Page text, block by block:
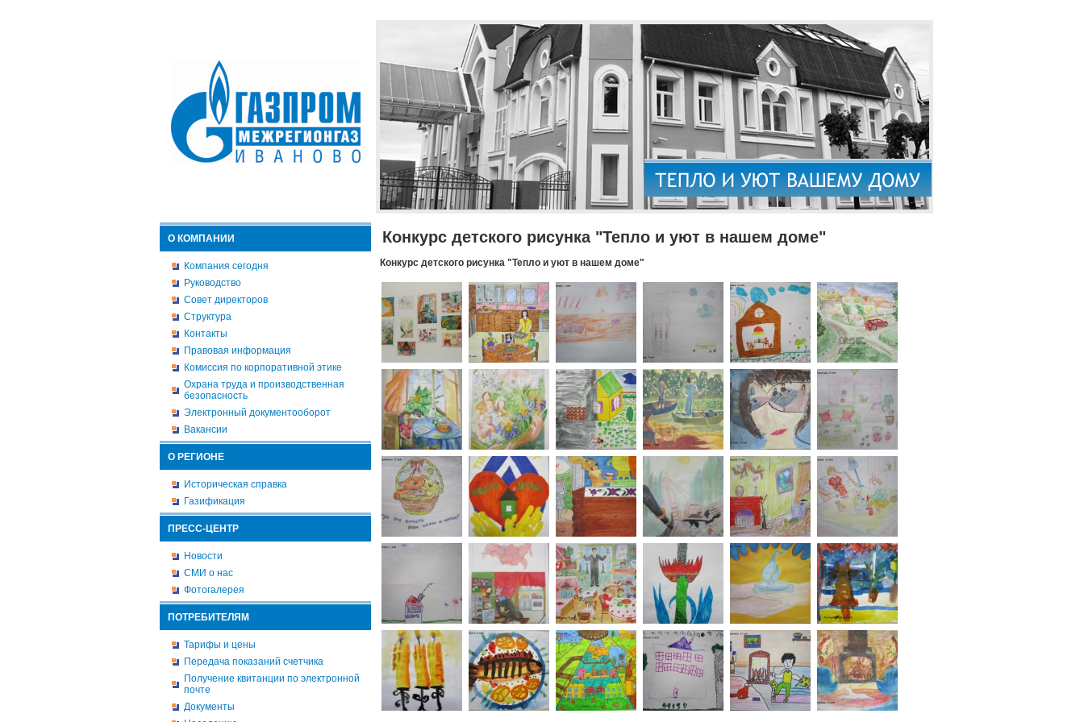
О КОМПАНИИ
Компания сегодня
Руководство
Совет директоров
Структура
Контакты
Правовая информация
Комиссия по корпоративной этике
Охрана труда и производственная
безопасность
Электронный документооборот
Вакансии
О РЕГИОНЕ
Историческая справка
Газификация
ПРЕСС-ЦЕНТР
Новости
СМИ о нас
Фотогалерея
ПОТРЕБИТЕЛЯМ
Тарифы и цены
Передача показаний счетчика
Получение квитанции по электронной
почте
Документы
Конкурс детского рисунка "Тепло и уют в нашем доме"
Конкурс детского рисунка "Тепло и уют в нашем доме"